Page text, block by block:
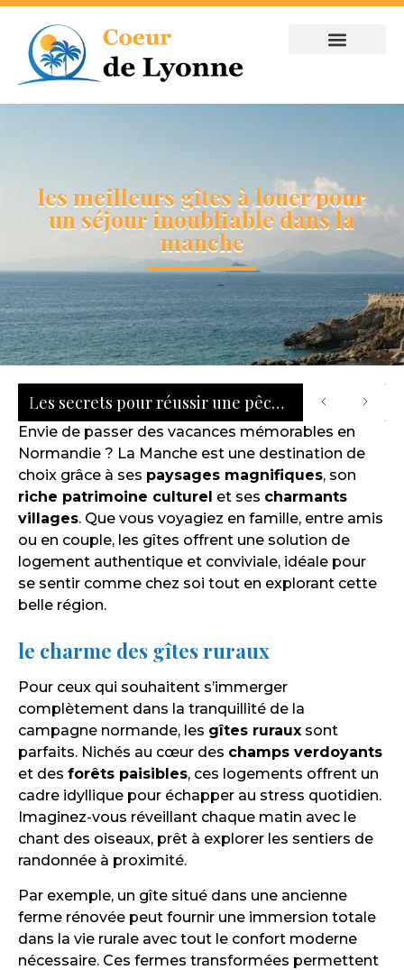
les meilleurs gîtes à louer pour
un séjour inoubliable dans la
manche
Les secrets pour réussir une pêche au bar : tout savoir sur les leurres, les zones de chasse et le matériel adapté
Envie de passer des vacances mémorables en
Normandie ? La Manche est une destination de
choix grâce à ses paysages magnifiques, son
riche patrimoine culturel et ses charmants
villages. Que vous voyagiez en famille, entre amis
ou en couple, les gîtes offrent une solution de
logement authentique et conviviale, idéale pour
se sentir comme chez soi tout en explorant cette
belle région.
le charme des gîtes ruraux
Pour ceux qui souhaitent s’immerger
complètement dans la tranquillité de la
campagne normande, les gîtes ruraux sont
parfaits. Nichés au cœur des champs verdoyants
et des forêts paisibles, ces logements offrent un
cadre idyllique pour échapper au stress quotidien.
Imaginez-vous réveillant chaque matin avec le
chant des oiseaux, prêt à explorer les sentiers de
randonnée à proximité.
Par exemple, un gîte situé dans une ancienne
ferme rénovée peut fournir une immersion totale
dans la vie rurale avec tout le confort moderne
nécessaire. Ces fermes transformées permettent